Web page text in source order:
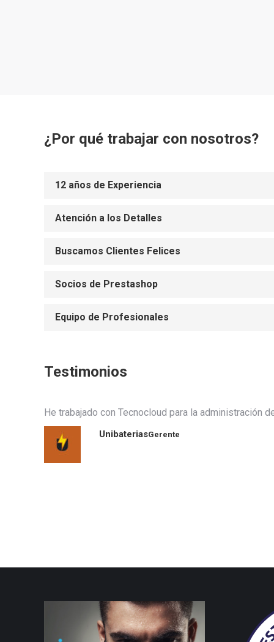
¿Por qué trabajar con nosotros?
12 años de Experiencia
Atención a los Detalles
Buscamos Clientes Felices
Socios de Prestashop
Equipo de Profesionales
Testimonios
He trabajado con Tecnocloud para la administración
UnibateriasGerente